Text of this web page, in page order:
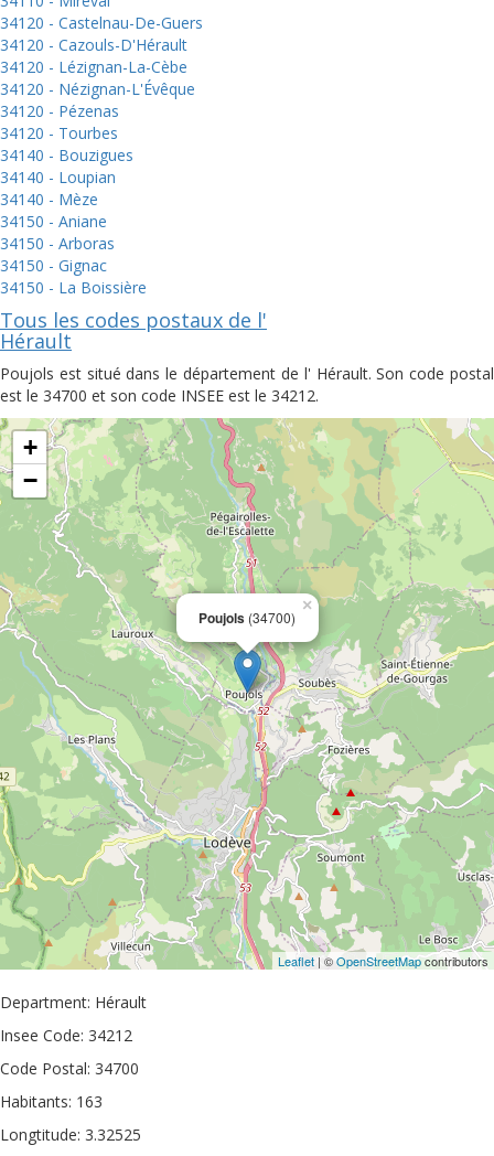
34120 - Castelnau-De-Guers
34120 - Cazouls-D'Hérault
34120 - Lézignan-La-Cèbe
34120 - Nézignan-L'Évêque
34120 - Pézenas
34120 - Tourbes
34140 - Bouzigues
34140 - Loupian
34140 - Mèze
34150 - Aniane
34150 - Arboras
34150 - Gignac
34150 - La Boissière
Tous les codes postaux de l'
Hérault
Poujols est situé dans le département de l' Hérault. Son code postal
est le 34700 et son code INSEE est le 34212.
Poujols (34700)
×
+
−
Leaflet | ©OpenStreetMapcontributors
Department: Hérault
Insee Code: 34212
Code Postal: 34700
Habitants: 163
Longtitude: 3.32525